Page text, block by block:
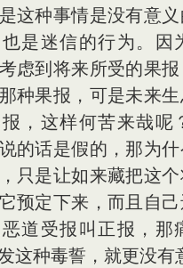
这种事情是没有意
是迷信的行为。因
虑到将来所受的果
种果报，可是未来
，这样何苦来哉呢
的话是假的，那为
只是让如来藏把这
预定下来，而且自
道受报叫正报，那
这种毒誓，就更没有